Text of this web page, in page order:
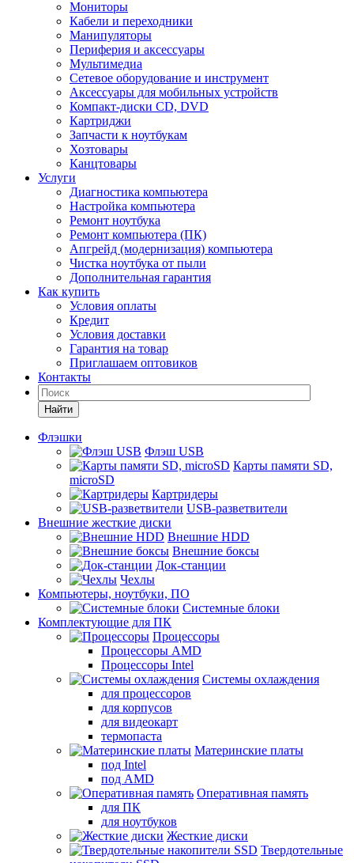
Мониторы
Кабели и переходники
Манипуляторы
Периферия и аксессуары
Мультимедиа
Сетевое оборудование и инструмент
Аксессуары для мобильных устройств
Компакт-диски CD, DVD
Картриджи
Запчасти к ноутбукам
Хозтовары
Канцтовары
Услуги
Диагностика компьютера
Настройка компьютера
Ремонт ноутбука
Ремонт компьютера (ПК)
Апгрейд (модернизация) компьютера
Чистка ноутбука от пыли
Дополнительная гарантия
Как купить
Условия оплаты
Кредит
Условия доставки
Гарантия на товар
Приглашаем оптовиков
Контакты
Найти
Флэшки
Флэш USB
Карты памяти SD,
microSD
Картридеры
USB-разветвители
Внешние жесткие диски
Внешние HDD
Внешние боксы
Док-станции
Чехлы
Компьютеры, ноутбуки, ПО
Системные блоки
Комплектующие для ПК
Процессоры
Процессоры AMD
Процессоры Intel
Системы охлаждения
для процессоров
для корпусов
для видеокарт
термопаста
Материнские платы
под Intel
под AMD
Оперативная память
для ПК
для ноутбуков
Жесткие диски
Твердотельные